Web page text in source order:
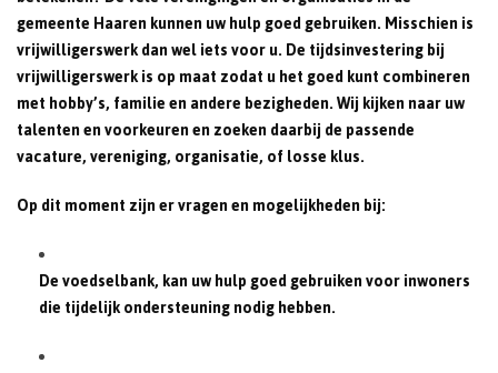
gemeente Haaren kunnen uw hulp goed gebruiken. Misschien is
vrijwilligerswerk dan wel iets voor u. De tijdsinvestering bij
vrijwilligerswerk is op maat zodat u het goed kunt combineren
met hobby’s, familie en andere bezigheden. Wij kijken naar uw
talenten en voorkeuren en zoeken daarbij de passende
vacature, vereniging, organisatie, of losse klus.
Op dit moment zijn er vragen en mogelijkheden bij:
De voedselbank, kan uw hulp goed gebruiken voor inwoners
die tijdelijk ondersteuning nodig hebben.